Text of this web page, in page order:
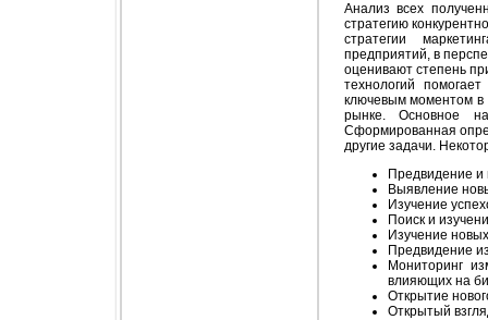
Анализ всех
стратегию
стратегии
предприятий, в
оценивают степень
технологий
ключевым моментом в
рынке. Основное
Сформированная
другие задачи.
Предвидение и
Выявление
Изучение
Поиск и
Изучение
Предвидение
Мониторинг
влияющих на
Открытие
Открытый